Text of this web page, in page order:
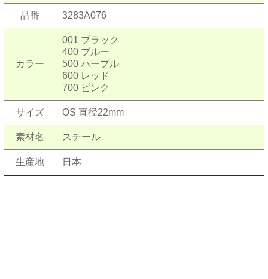
品番 3283A076
カラー
001 ブラック
400 ブルー
500 パープル
600 レッド
700 ピンク
サイズ OS 直径22mm
素材名 スチール
生産地 日本